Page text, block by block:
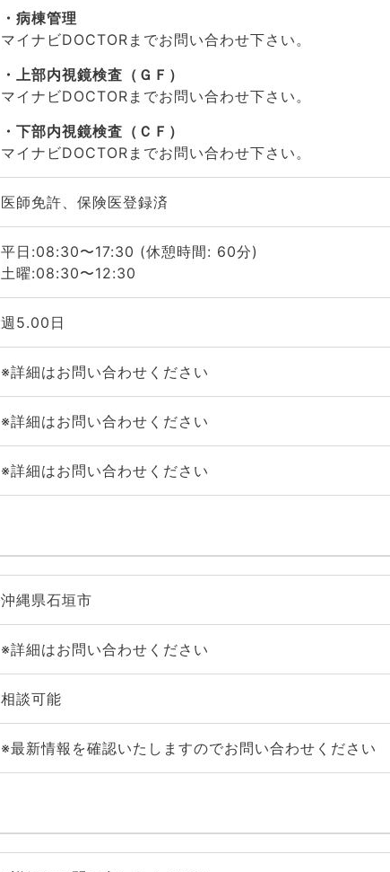
病棟管理
マイナビDOCTORまでお問い合わせ下さい。
上部内視鏡検査（ＧＦ）
マイナビDOCTORまでお問い合わせ下さい。
下部内視鏡検査（ＣＦ）
マイナビDOCTORまでお問い合わせ下さい。
医師免許、保険医登録済
平日:08:30〜17:30 (休憩時間: 60分)
土曜:08:30〜12:30
週5.00日
※詳細はお問い合わせください
※詳細はお問い合わせください
※詳細はお問い合わせください
沖縄県石垣市
※詳細はお問い合わせください
相談可能
※最新情報を確認いたしますのでお問い合わせください